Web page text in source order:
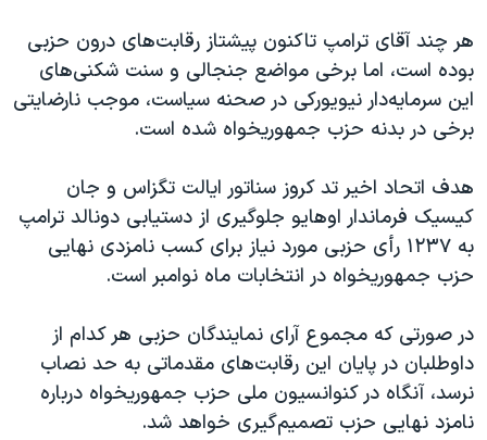
هر چند آقای ترامپ تاکنون پیشتاز رقابت‌های درون حزبی
بوده است، اما برخی مواضع جنجالی و سنت شکنی‌های
این سرمایه‌دار نیویورکی در صحنه سیاست، موجب نارضایتی
برخی در بدنه حزب جمهوریخواه شده است.
هدف اتحاد اخیر تد کروز سناتور ایالت تگزاس و جان
کیسیک فرماندار اوهایو جلوگیری از دستیابی دونالد ترامپ
به ۱۲۳۷ رأی حزبی مورد نیاز برای کسب نامزدی نهایی
حزب جمهوریخواه در انتخابات ماه نوامبر است.
در صورتی که مجموع آرای نمایندگان حزبی هر کدام از
داوطلبان در پایان این رقابت‌های مقدماتی به حد نصاب
نرسد، آنگاه در کنوانسیون ملی حزب جمهوریخواه درباره
نامزد نهایی حزب تصمیم‌گیری خواهد شد.